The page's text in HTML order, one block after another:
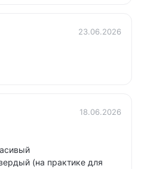
23.06.2026
18.06.2026
(на практике для